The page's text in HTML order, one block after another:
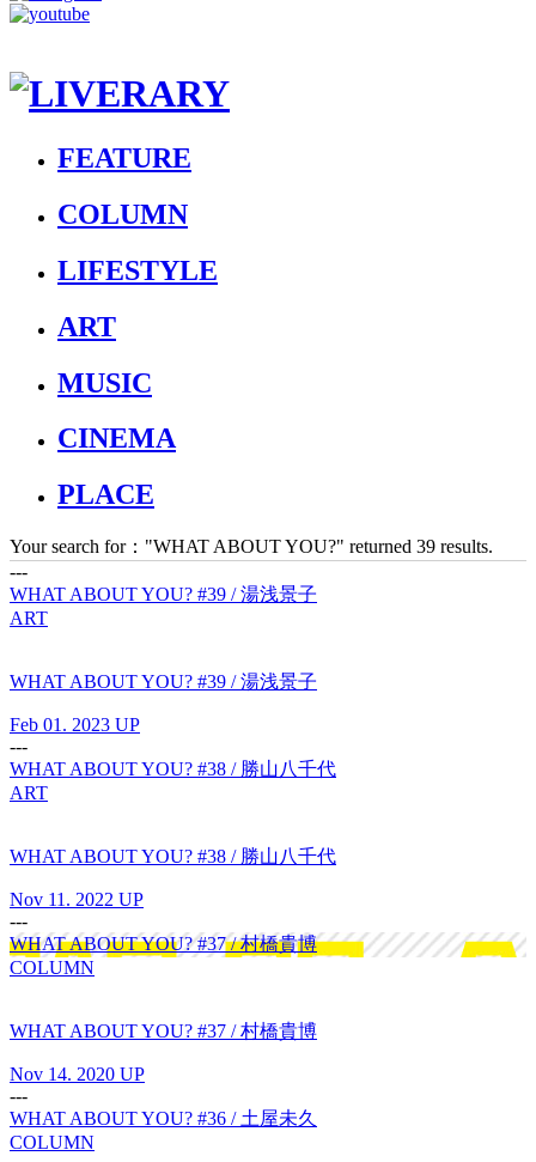
FEATURE
COLUMN
LIFESTYLE
ART
MUSIC
CINEMA
PLACE
Your search for： "WHAT ABOUT YOU?" returned 39 results.
---
WHAT ABOUT YOU? #39 / 湯浅景子
ART
WHAT ABOUT YOU? #39 / 湯浅景子
Feb 01. 2023 UP
---
WHAT ABOUT YOU? #38 / 勝山八千代
ART
WHAT ABOUT YOU? #38 / 勝山八千代
Nov 11. 2022 UP
---
WHAT ABOUT YOU? #37 / 村橋貴博
COLUMN
WHAT ABOUT YOU? #37 / 村橋貴博
Nov 14. 2020 UP
---
WHAT ABOUT YOU? #36 / 土屋未久
COLUMN